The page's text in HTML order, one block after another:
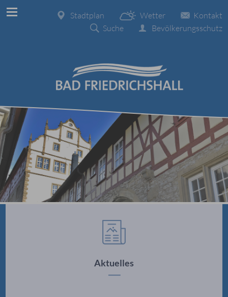
Kontakt
Wetter
Stadtplan
Bevölkerungsschutz
Suche
Aktuelles